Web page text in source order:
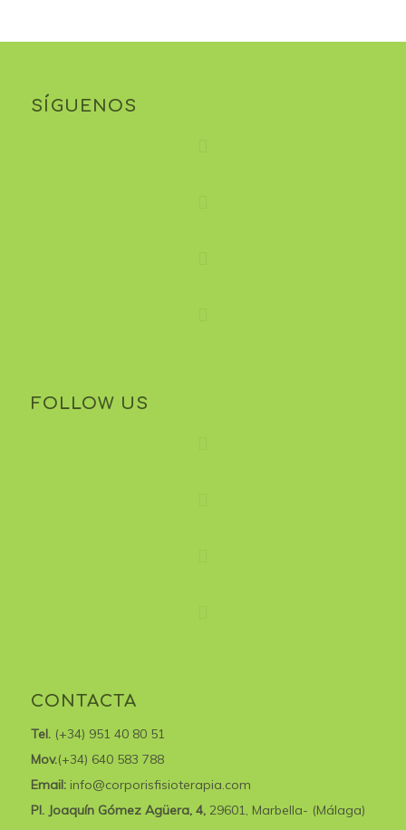
SÍGUENOS
FOLLOW US
CONTACTA
Tel. (+34) 951 40 80 51
Mov.(+34) 640 583 788
Email: info@corporisfisioterapia.com
Pl. Joaquín Gómez Agüera, 4, 29601, Marbella- (Málaga)